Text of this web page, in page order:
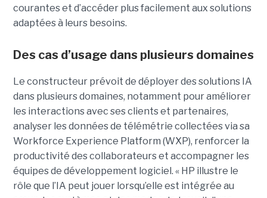
courantes et d’accéder plus facilement aux solutions
adaptées à leurs besoins.
Des cas d’usage dans plusieurs domaines
Le constructeur prévoit de déployer des solutions IA
dans plusieurs domaines, notamment pour améliorer
les interactions avec ses clients et partenaires,
analyser les données de télémétrie collectées via sa
Workforce Experience Platform (WXP), renforcer la
productivité des collaborateurs et accompagner les
équipes de développement logiciel. « HP illustre le
rôle que l’IA peut jouer lorsqu’elle est intégrée au